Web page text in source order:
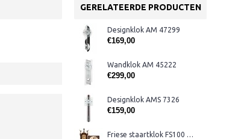
GERELATEERDE PRODUCTEN
Designklok AM 47299
€169,00
Wandklok AM 45222
€299,00
Designklok AMS 7326
€159,00
Friese staartklok FS100 eiken